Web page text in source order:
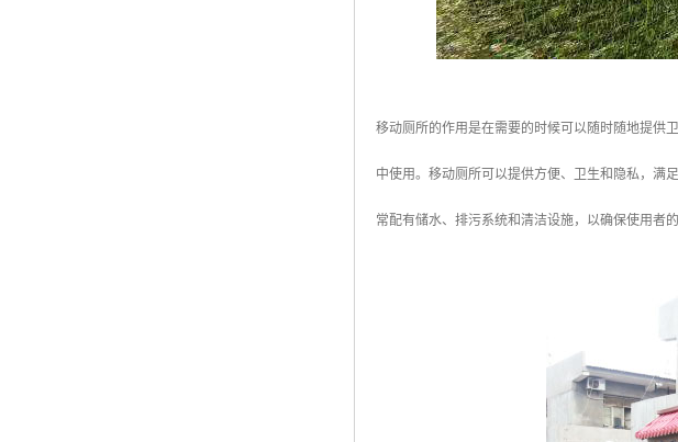
移动厕所的作用是在需要的时候可以随时随地提供
中使用。移动厕所可以提供方便、卫生和隐私，满
常配有储水、排污系统和清洁设施，以确保使用者的